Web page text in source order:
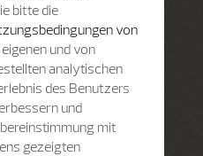
bitte die
von
und von
analytischen
des Benutzers
und
mit
gezeigten